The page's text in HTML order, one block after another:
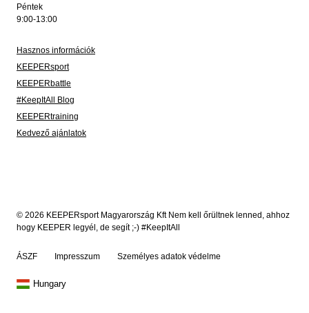
Péntek
9:00-13:00
Hasznos információk
KEEPERsport
KEEPERbattle
#KeepItAll Blog
KEEPERtraining
Kedvező ajánlatok
© 2026 KEEPERsport Magyarország Kft Nem kell őrültnek lenned, ahhoz
hogy KEEPER legyél, de segít ;-) #KeepItAll
ÁSZF Impresszum Személyes adatok védelme
Hungary